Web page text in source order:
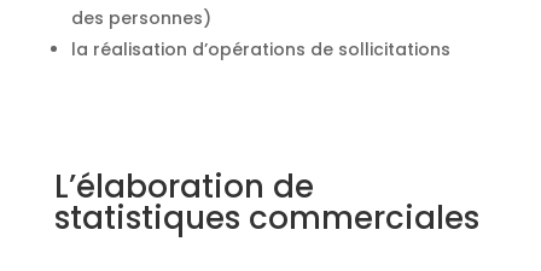
des personnes)
la réalisation d’opérations de sollicitations
L’élaboration de
statistiques commerciales